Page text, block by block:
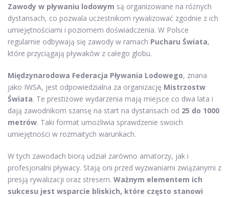
Zawody w pływaniu lodowym są organizowane na różnych
dystansach, co pozwala uczestnikom rywalizować zgodnie z ich
umiejętnościami i poziomem doświadczenia. W Polsce
regularnie odbywają się zawody w ramach Pucharu Świata,
które przyciągają pływaków z całego globu.
Międzynarodowa Federacja Pływania Lodowego, znana
jako IWSA, jest odpowiedzialna za organizację Mistrzostw
Świata. Te prestiżowe wydarzenia mają miejsce co dwa lata i
dają zawodnikom szansę na start na dystansach od 25 do 1000
metrów. Taki format umożliwia sprawdzenie swoich
umiejętności w rozmaitych warunkach.
W tych zawodach biorą udział zarówno amatorzy, jak i
profesjonalni pływacy. Stają oni przed wyzwaniami związanymi z
presją rywalizacji oraz stresem. Ważnym elementem ich
sukcesu jest wsparcie bliskich, które często stanowi